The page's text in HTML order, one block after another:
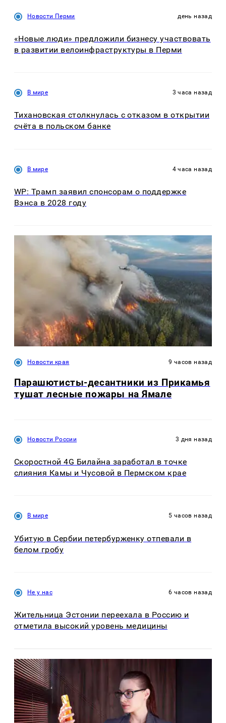
Новости Перми день назад
«Новые люди» предложили бизнесу участвовать
в развитии велоинфраструктуры в Перми
В мире 3 часа назад
Тихановская столкнулась с отказом в открытии
счёта в польском банке
В мире 4 часа назад
WP: Трамп заявил спонсорам о поддержке
Вэнса в 2028 году
Новости края 9 часов назад
Парашютисты-десантники из Прикамья
тушат лесные пожары на Ямале
Новости России 3 дня назад
Скоростной 4G Билайна заработал в точке
слияния Камы и Чусовой в Пермском крае
В мире 5 часов назад
Убитую в Сербии петербурженку отпевали в
белом гробу
Не у нас 6 часов назад
Жительница Эстонии переехала в Россию и
отметила высокий уровень медицины